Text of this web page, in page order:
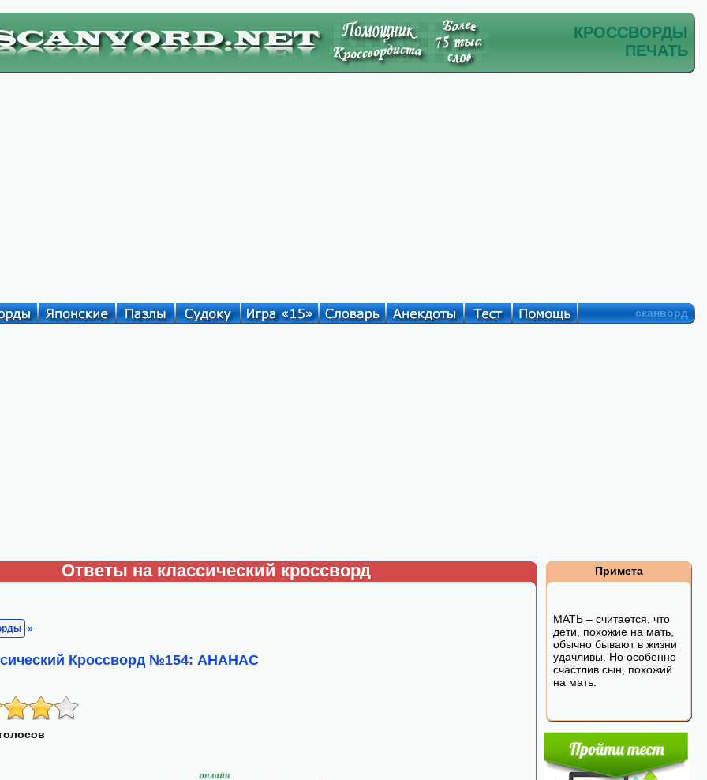
КРОССВОРДЫ
ПЕЧАТЬ
сканворд
Ответы на классический кроссворд
»
Кроссворд №154: АНАНАС
Примета
МАТЬ – считается, что
дети, похожие на мать,
обычно бывают в жизни
удачливы. Но особенно
счастлив сын, похожий
на мать.